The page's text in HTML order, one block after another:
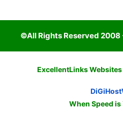
©All Rights Reserved
ExcellentLinks
When Speed is